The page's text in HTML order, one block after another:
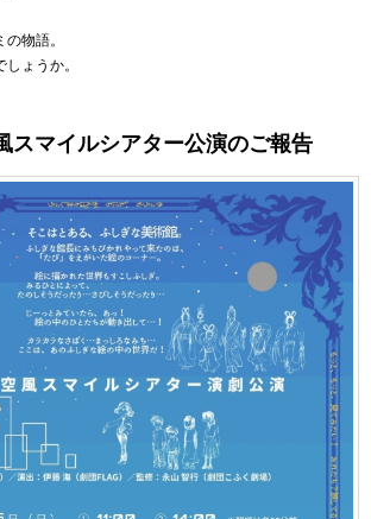
物語。
ょうか。
スマイルシアター公演のご報告